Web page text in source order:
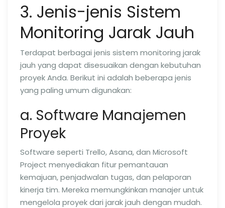
3. Jenis-jenis Sistem
Monitoring Jarak Jauh
Terdapat berbagai jenis sistem monitoring jarak
jauh yang dapat disesuaikan dengan kebutuhan
proyek Anda. Berikut ini adalah beberapa jenis
yang paling umum digunakan:
a. Software Manajemen
Proyek
Software seperti Trello, Asana, dan Microsoft
Project menyediakan fitur pemantauan
kemajuan, penjadwalan tugas, dan pelaporan
kinerja tim. Mereka memungkinkan manajer untuk
mengelola proyek dari jarak jauh dengan mudah.